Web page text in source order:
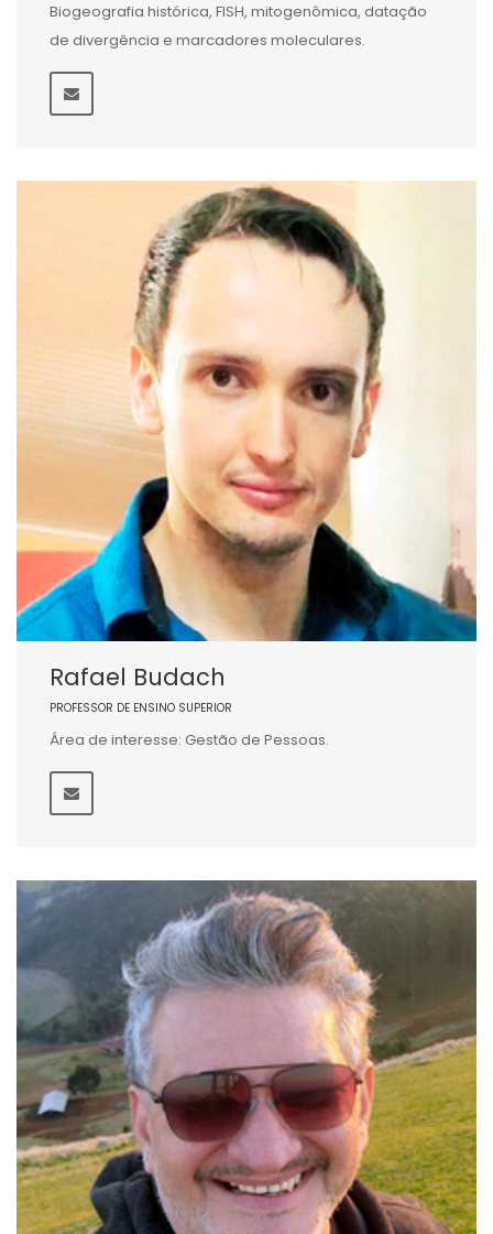
Biogeografia histórica, FISH, mitogenômica, datação
de divergência e marcadores moleculares.
Rafael Budach
PROFESSOR DE ENSINO SUPERIOR
Área de interesse: Gestão de Pessoas.